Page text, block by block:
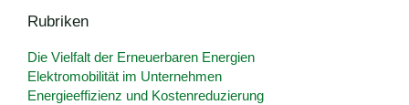
Rubriken
Die Vielfalt der Erneuerbaren Energien
Elektromobilität im Unternehmen
Energieeffizienz und Kostenreduzierung